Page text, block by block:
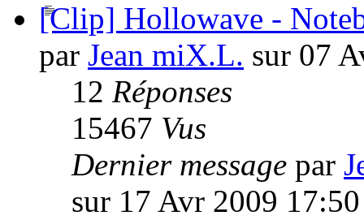
[Clip] Hollowave -
par Jean miX.L. sur 07
12 Réponses
15467 Vus
Dernier message par
sur 17 Avr 2009 17:50